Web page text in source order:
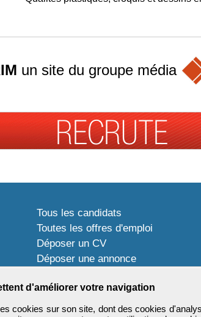
d'améliorer votre navigation
cookies sur son site, dont des cookies
un site du groupe média
Tous les candidats
Toutes les offres d'emploi
Déposer un CV
Déposer une annonce